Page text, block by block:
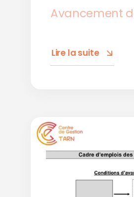
Avancement
Lire la suite